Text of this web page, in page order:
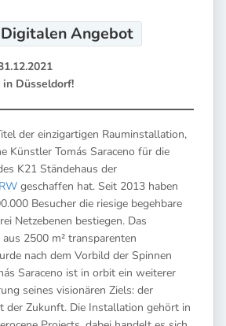
Angebot
Düsseldorf!
der einzigartigen Rauminstallation,
Künstler Tomás Saraceno für die
K21 Ständehaus der
geschaffen hat. Seit 2013 haben
Besucher die riesige begehbare
Netzebenen bestiegen. Das
2500 m² transparenten
nach dem Vorbild der Spinnen
Saraceno ist in orbit ein weiterer
seines visionären Ziels: der
der Zukunft. Die Installation gehört in